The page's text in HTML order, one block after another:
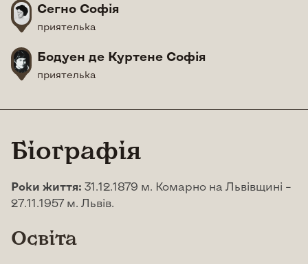
Сегно Софія
приятелька
Бодуен де Куртене Софія
приятелька
Біографія
Роки життя: 31.12.1879 м. Комарно на Львівщині –
27.11.1957 м. Львів.
Освіта